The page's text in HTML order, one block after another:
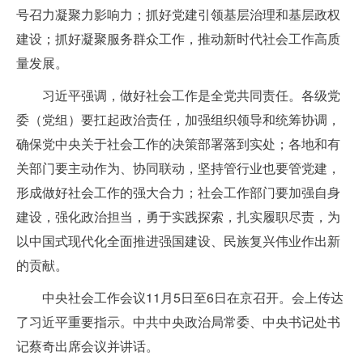
号召力凝聚力影响力；抓好党建引领基层治理和基层政权
建设；抓好凝聚服务群众工作，推动新时代社会工作高质
量发展。
习近平强调，做好社会工作是全党共同责任。各级党
委（党组）要扛起政治责任，加强组织领导和统筹协调，
确保党中央关于社会工作的决策部署落到实处；各地和有
关部门要主动作为、协同联动，坚持管行业也要管党建，
形成做好社会工作的强大合力；社会工作部门要加强自身
建设，强化政治担当，勇于实践探索，扎实履职尽责，为
以中国式现代化全面推进强国建设、民族复兴伟业作出新
的贡献。
中央社会工作会议11月5日至6日在京召开。会上传达
了习近平重要指示。中共中央政治局常委、中央书记处书
记蔡奇出席会议并讲话。